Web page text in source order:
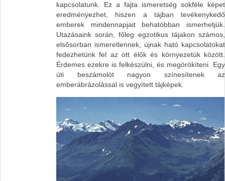
kapcsolatunk. Ez a fajta ismeretség sokféle képet
eredményezhet, hiszen a tájban tevékenykedő
emberek mindennapjait behatóbban ismerhetjük.
Utazásaink során, főleg egzotikus tájakon számos,
elsősorban ismeretlennek, újnak ható kapcsolatokat
fedezhetünk fel az ott élők és környezetük között.
Érdemes ezekre is felkészülni, és megörökíteni. Egy
úti beszámolót nagyon színesítenek az
emberábrázolással is vegyített tájképek.